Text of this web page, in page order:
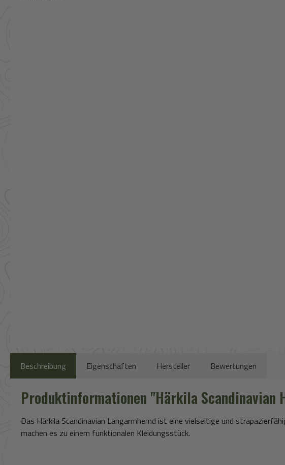
Beschreibung Eigenschaften Hersteller Bewertungen
Produktinformationen "Härkila Scandinavian
Das Härkila Scandinavian Langarmhemd ist eine vielseitige und
machen es zu einem funktionalen Kleidungsstück.